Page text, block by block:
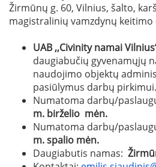
Žirmūnų g. 60, Vilnius, šalto,
magistralinių vamzdynų keitimo
UAB ,,Civinity namai
daugiabučių gyvenamųjų
naudojimo objektų
pasiūlymus darbų pirkimui.
Numatoma darbų/
m. birželio mėn.
Numatoma darbų/
m. spalio mėn.
Daugiabutis namas: